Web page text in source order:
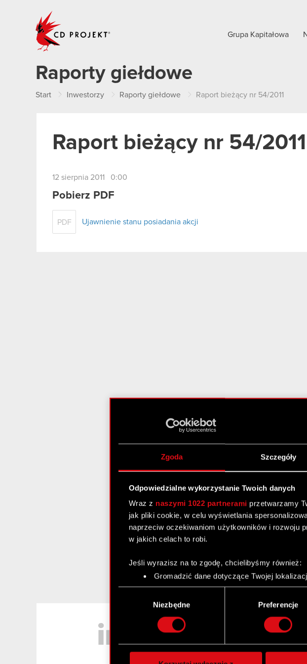
Zgoda Szczegóły
Odpowiedzialne wykorzystanie Twoich danych
Wraz z naszymi 1022 partnerami przetwarzamy
jak pliki cookie, w celu wyświetlania
naprzeciw oczekiwaniom użytkowników i rozwoju
w jakich celach to robi.
Jeśli wyrazisz na to zgodę, chcielibyśmy również:
Gromadzić dane dotyczące Twojej
Identyfikować Twoje urządzenie, aktywnie
Dowiedz się więcej odnośnie tego, jak Twoje
szczegółów . W Deklaracji plików cookie możesz
Wykorzystujemy pliki cookie do
Niezbędne Preferencje
Grupa Kapitałowa
Raporty giełdowe
Start Inwestorzy Raporty giełdowe Raport bieżący nr 54/2011
Raport bieżący nr 54/2011
12 sierpnia 2011 0:00
Pobierz PDF
PDF Ujawnienie stanu posiadania akcji